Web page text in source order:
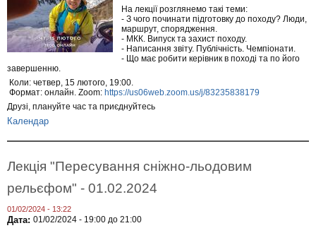
На лекції розглянемо такі теми:
- З чого починати підготовку до походу? Люди,
маршрут, спорядження.
- МКК. Випуск та захист походу.
- Написання звіту. Публічність. Чемпіонати.
- Що має робити керівник в поході та по його
завершенню.
Коли: четвер, 15 лютого, 19:00.
Формат: онлайн. Zoom: https://us06web.zoom.us/j/83235838179
Друзі, плануйте час та приєднуйтесь
Календар
Лекція "Пересування сніжно-льодовим
рельєфом" - 01.02.2024
01/02/2024 - 13:22
Дата: 01/02/2024 - 19:00 до 21:00